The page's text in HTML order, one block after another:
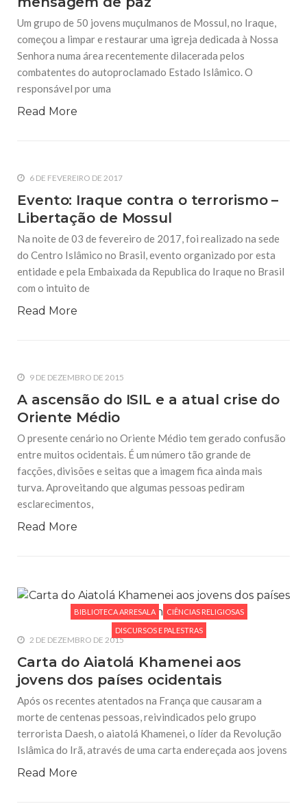
10 DE NOVEMBRO DE 2013
Falecimento do Imam Ali Ibn Al-Hussein
Em nome de Deus, o Clemente, o Misericordioso! Diante da
data em que relembramos o martírio do quarto Imam dos
muçulmanos, o Imam Ali Ibn Al-Hussein Ibn Ali Ibn Abi Táleb
(A.S.), conhecido por “Zein Al-Ábidin” (Formosura
NOTÍCIAS
República Islâmica do Irã
Brasil recebeu em sua sede, em São Paulo, o ex-ministro das
Relações Exteriores da República Islâmica do Irã, Sr. Kamal
Kharrazi, que encontra-se visitando
Um grupo de 50 jovens muçulmanos de Mossul, no Iraque,
começou a limpar e restaurar uma igreja dedicada à Nossa
Senhora numa área recentemente dilacerada pelos
combatentes do autoproclamado Estado Islâmico. O
responsável por uma
Read More
6 DE FEVEREIRO DE 2017
Evento: Iraque contra o terrorismo –
Libertação de Mossul
Na noite de 03 de fevereiro de 2017, foi realizado na sede
do Centro Islâmico no Brasil, evento organizado por esta
entidade e pela Embaixada da Republica do Iraque no Brasil
com o intuito de
Read More
9 DE DEZEMBRO DE 2015
A ascensão do ISIL e a atual crise do
Oriente Médio
O presente cenário no Oriente Médio tem gerado confusão
entre muitos ocidentais. É um número tão grande de
facções, divisões e seitas que a imagem fica ainda mais
turva. Aproveitando que algumas pessoas pediram
esclarecimentos,
Read More
BIBLIOTECA ARRESALA CIÊNCIAS RELIGIOSAS
DISCURSOS E PALESTRAS
2 DE DEZEMBRO DE 2015
Carta do Aiatolá Khamenei aos
jovens dos países ocidentais
Após os recentes atentados na França que causaram a
morte de centenas pessoas, reivindicados pelo grupo
terrorista Daesh, o aiatolá Khamenei, o líder da Revolução
Islâmica do Irã, através de uma carta endereçada aos jovens
Read More